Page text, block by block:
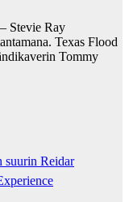
Stevie Ray
Texas Flood
Tommy
suurin Reidar